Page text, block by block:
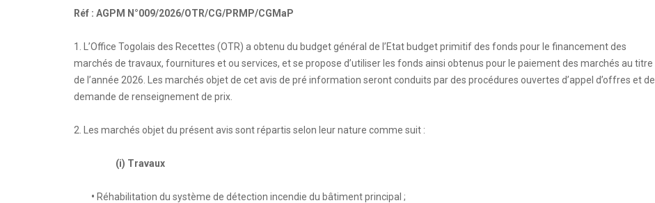
Réf : AGPM N°009/2026/OTR/CG/PRMP/CGMaP
1. L’Office Togolais des Recettes (OTR) a obtenu du budget général de l’Etat budget primitif des fonds pour le financement des
marchés de travaux, fournitures et ou services, et se propose d’utiliser les fonds ainsi obtenus pour le paiement des marchés au titre
de l’année 2026. Les marchés objet de cet avis de pré information seront conduits par des procédures ouvertes d’appel d’offres et de
demande de renseignement de prix.
2. Les marchés objet du présent avis sont répartis selon leur nature comme suit :
(i) Travaux
• Réhabilitation du système de détection incendie du bâtiment principal ;